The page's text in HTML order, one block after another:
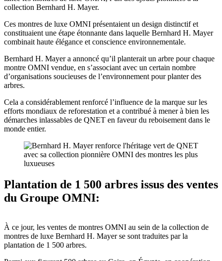
collection Bernhard H. Mayer.
Ces montres de luxe OMNI présentaient un design distinctif et
constituaient une étape étonnante dans laquelle Bernhard H. Mayer
combinait haute élégance et conscience environnementale.
Bernhard H. Mayer a annoncé qu’il planterait un arbre pour chaque
montre OMNI vendue, en s’associant avec un certain nombre
d’organisations soucieuses de l’environnement pour planter des
arbres.
Cela a considérablement renforcé l’influence de la marque sur les
efforts mondiaux de reforestation et a contribué à mener à bien les
démarches inlassables de QNET en faveur du reboisement dans le
monde entier.
Plantation de 1 500 arbres issus des ventes
du Groupe OMNI:
À ce jour, les ventes de montres OMNI au sein de la collection de
montres de luxe Bernhard H. Mayer se sont traduites par la
plantation de 1 500 arbres.